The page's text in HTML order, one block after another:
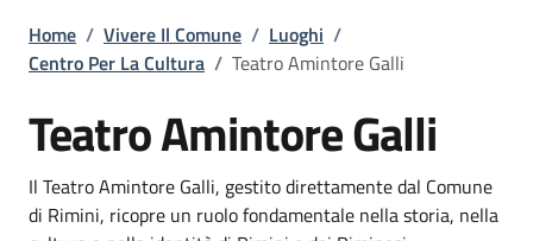
Briciole di pane
Home / Vivere Il Comune / Luoghi /
Centro Per La Cultura / Teatro Amintore Galli
Teatro Amintore Galli
Dettagli
Il Teatro Amintore Galli, gestito direttamente dal Comune
di Rimini, ricopre un ruolo fondamentale nella storia, nella